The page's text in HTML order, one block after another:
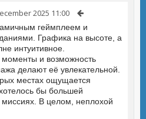
2025 11:00
геймплеем и
Графика на высоте, а
интуитивное.
и возможность
делают её увлекательной.
местах ощущается
бы большей
миссиях. В целом, неплохой